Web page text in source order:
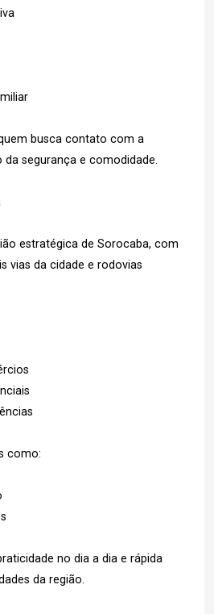
busca contato com a
segurança e comodidade.
estratégica de Sorocaba, com
vias da cidade e rodovias
como:
no dia a dia e rápida
da região.